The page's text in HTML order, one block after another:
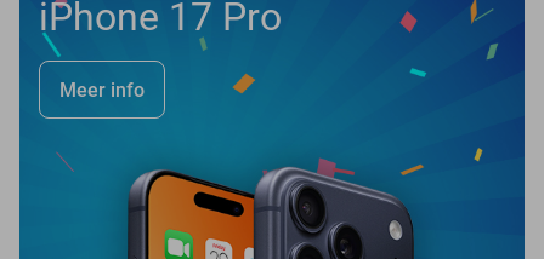
iPhone 17 Pro
Meer info